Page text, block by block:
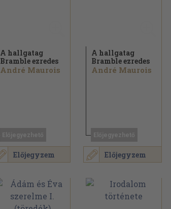
Előjegyzem
A hallgatag
Bramble ezredes
André Maurois
Előjegyzem
A hallgatag
Bramble ezredes
André Maurois